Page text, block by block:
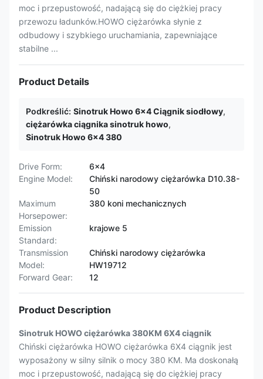
moc i przepustowość, nadającą się do ciężkiej pracy
przewozu ładunków.HOWO ciężarówka słynie z
odbudowy i szybkiego uruchamiania, zapewniające
stabilne ...
Product Details
Podkreślić: Sinotruk Howo 6x4 Ciągnik siodłowy,
ciężarówka ciągnika sinotruk howo,
Sinotruk Howo 6x4 380
Drive Form:
6x4
Engine Model:
Chiński narodowy ciężarówka D10.38-
50
Maximum
Horsepower:
380 koni mechanicznych
Emission
Standard:
krajowe 5
Transmission
Model:
Chiński narodowy ciężarówka
HW19712
Forward Gear:
12
Product Description
Sinotruk HOWO ciężarówka 380KM 6X4 ciągnik
Chiński ciężarówka HOWO ciężarówka 6X4 ciągnik jest
wyposażony w silny silnik o mocy 380 KM. Ma doskonałą
moc i przepustowość, nadającą się do ciężkiej pracy